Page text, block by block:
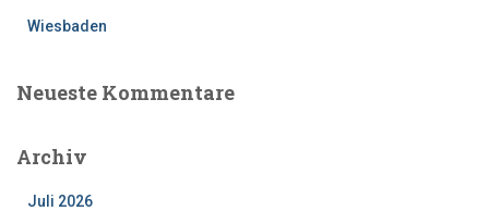
Wiesbaden
Neueste Kommentare
Archiv
Juli 2026